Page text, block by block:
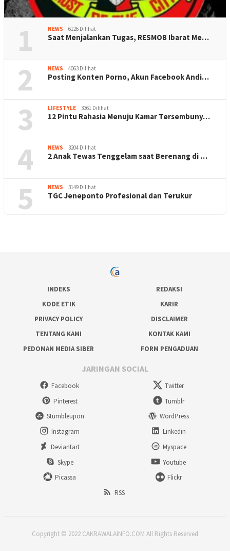
1 NEWS 6126 Dilihat
Saat Menjalankan Tugas, RESMOB Ibarat Me…
2 NEWS 4063 Dilihat
Posting Konten Porno, Akun Facebook Andi…
3 LIFESTYLE 3361 Dilihat
12 Pintu Rahasia Menuju Kamar Tersembuny…
4 NEWS 3204 Dilihat
2 Anak Tewas Tenggelam saat Berenang di …
5 NEWS 3149 Dilihat
TGC Jeneponto Profesional dan Terukur
INDEKS
REDAKSI
KODE ETIK
KARIR
PRIVACY POLICY
DISCLAIMER
TENTANG KAMI
KONTAK KAMI
PEDOMAN MEDIA SIBER
FORM PENGADUAN
JARINGAN SOCIAL
Facebook
Twitter
Pinterest
Tumblr
Stumbleupon
WordPress
Instagram
Linkedin
Deviantart
Myspace
Skype
Youtube
Picassa
Flickr
RSS
Copyright © 2022 CAKRAWALAINFO.COM All Rights Reserved